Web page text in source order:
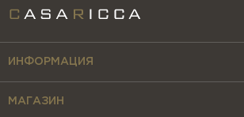
ИНФОРМАЦИЯ
МАГАЗИН